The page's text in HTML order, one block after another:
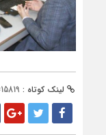
لینک کوتاه :